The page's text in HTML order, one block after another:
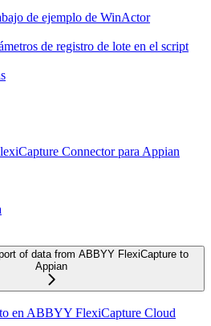
de ejemplo de WinActor
de registro de lote en el script
Connector para Appian
of data from ABBYY FlexiCapture to
Appian
en ABBYY FlexiCapture Cloud